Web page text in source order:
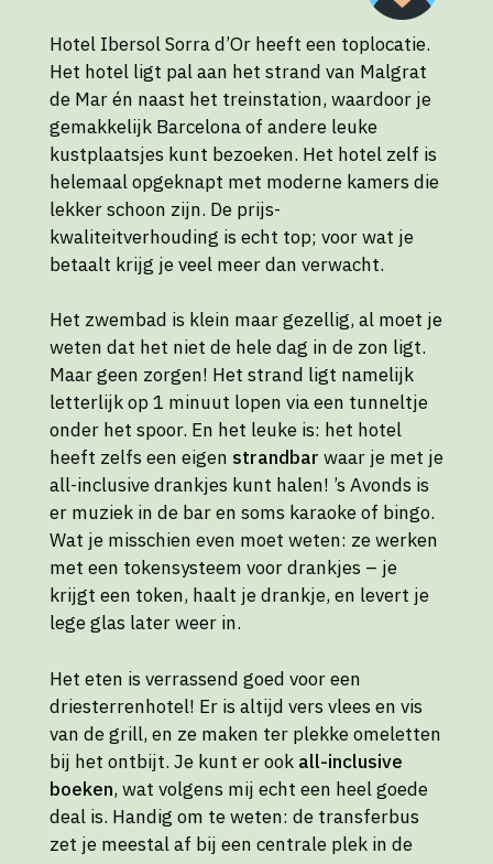
Hotel Ibersol Sorra d’Or heeft een toplocatie.
Het hotel ligt pal aan het strand van Malgrat
de Mar én naast het treinstation, waardoor je
gemakkelijk Barcelona of andere leuke
kustplaatsjes kunt bezoeken. Het hotel zelf is
helemaal opgeknapt met moderne kamers die
lekker schoon zijn. De prijs-
kwaliteitverhouding is echt top; voor wat je
betaalt krijg je veel meer dan verwacht.
Het zwembad is klein maar gezellig, al moet je
weten dat het niet de hele dag in de zon ligt.
Maar geen zorgen! Het strand ligt namelijk
letterlijk op 1 minuut lopen via een tunneltje
onder het spoor. En het leuke is: het hotel
heeft zelfs een eigen strandbar waar je met je
all-inclusive drankjes kunt halen! ’s Avonds is
er muziek in de bar en soms karaoke of bingo.
Wat je misschien even moet weten: ze werken
met een tokensysteem voor drankjes – je
krijgt een token, haalt je drankje, en levert je
lege glas later weer in.
Het eten is verrassend goed voor een
driesterrenhotel! Er is altijd vers vlees en vis
van de grill, en ze maken ter plekke omeletten
bij het ontbijt. Je kunt er ook all-inclusive
boeken, wat volgens mij echt een heel goede
deal is. Handig om te weten: de transferbus
zet je meestal af bij een centrale plek in de